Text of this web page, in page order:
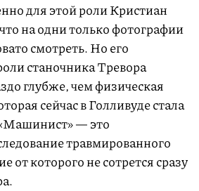
для этой роли Кристиан
на одни только фотографии
смотреть. Но его
станочника Тревора
глубже, чем физическая
сейчас в Голливуде стала
— это
травмированного
от которого не сотрется сразу